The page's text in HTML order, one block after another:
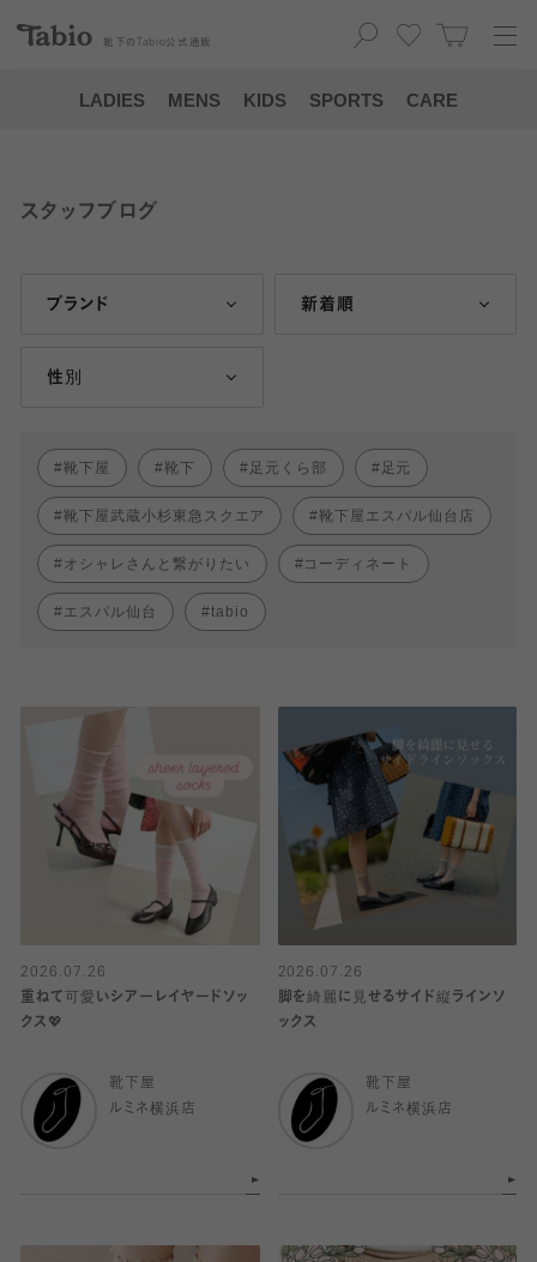
靴下の Tabio 公式通販
LADIES MENS KIDS SPORTS CARE
スタッフブログ
ブランド 新着順
性別
靴下屋 靴下 足元くら部 足元
靴下屋武蔵小杉東急スクエア 靴下屋エスパル仙台店
オシャレさんと繋がりたい コーディネート
エスパル仙台 tabio
2026.07.26
重ねて可愛いシアーレイヤードソッ
クス💖
靴下屋
ルミネ横浜店
2026.07.26
脚を綺麗に見せるサイド縦ラインソ
ックス
靴下屋
ルミネ横浜店